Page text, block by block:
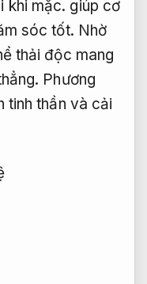
khi mặc. giúp cơ
sóc tốt. Nhờ
thải độc mang
Phương
tinh thần và cải